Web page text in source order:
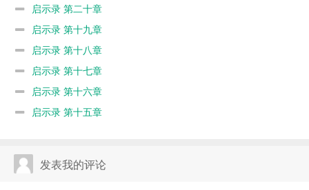
启示录 第二十章
启示录 第十九章
启示录 第十八章
启示录 第十七章
启示录 第十六章
启示录 第十五章
发表我的评论